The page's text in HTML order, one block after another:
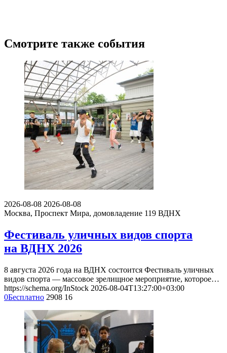
Смотрите также события
2026-08-08 2026-08-08
Москва, Проспект Мира, домовладение 119 ВДНХ
Фестиваль уличных видов спорта
на ВДНХ 2026
8 августа 2026 года на ВДНХ состоится Фестиваль уличных
видов спорта — массовое зрелищное мероприятие, которое…
https://schema.org/InStock 2026-08-04T13:27:00+03:00
0Бесплатно 2908 16